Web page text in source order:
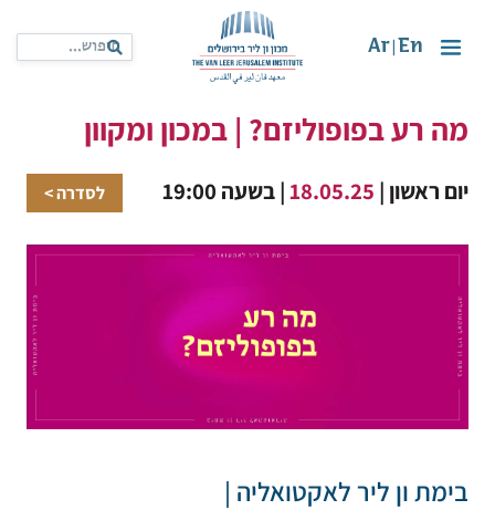
En
Ar
מה רע בפופוליזם? | במכון ומקוון
לסדרה > יום ראשון | 18.05.25| בשעה 19:00
בימת ון ליר לאקטואליה |